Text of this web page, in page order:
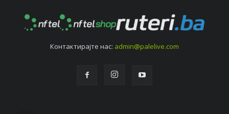
Контактирајтe нас: admin@palelive.com